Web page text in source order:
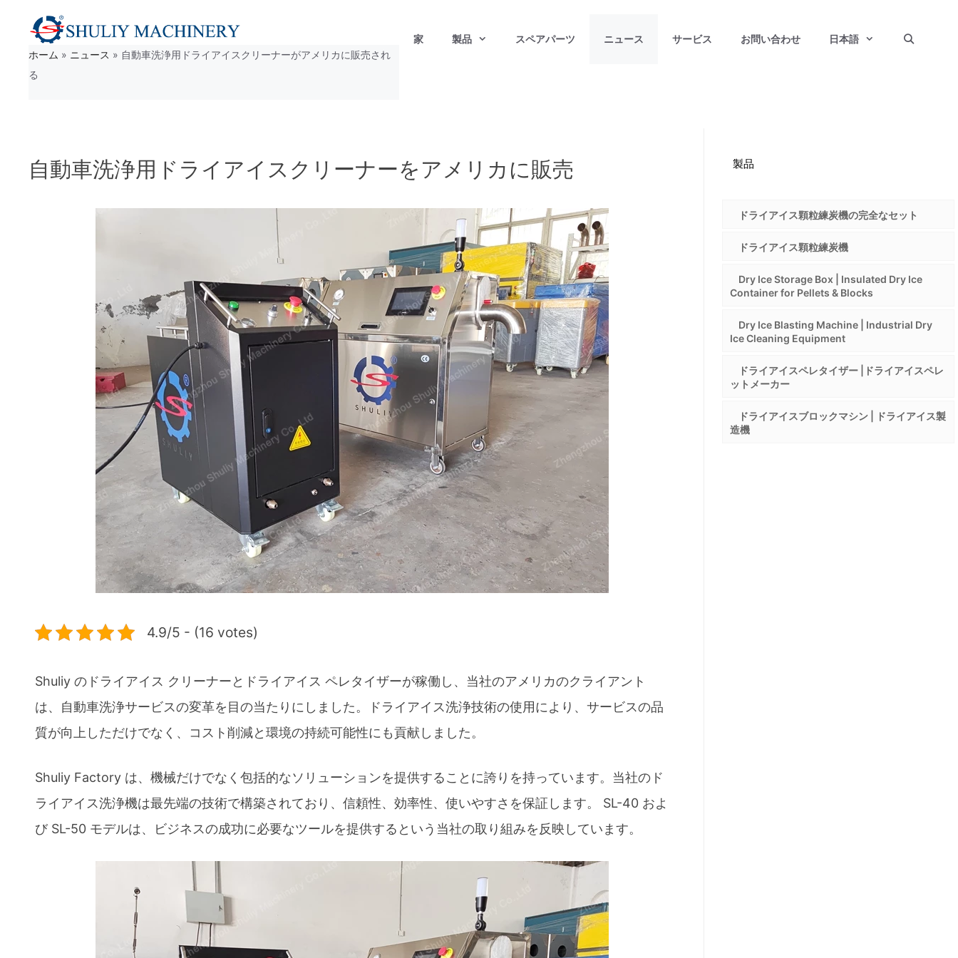
家 製品 スペアパーツ ニュース サービス お問い合わせ 日本語
ホーム » ニュース » 自動車洗浄用ドライアイスクリーナーがアメリカに販売され
る
自動車洗浄用ドライアイスクリーナーをアメリカに販売
4.9/5 - (16 votes)
Shuliy のドライアイス クリーナーとドライアイス ペレタイザーが稼働し、当社のアメリカのクライアント
は、自動車洗浄サービスの変革を目の当たりにしました。ドライアイス洗浄技術の使用により、サービスの品
質が向上しただけでなく、コスト削減と環境の持続可能性にも貢献しました。
Shuliy Factory は、機械だけでなく包括的なソリューションを提供することに誇りを持っています。当社のド
ライアイス洗浄機は最先端の技術で構築されており、信頼性、効率性、使いやすさを保証します。 SL-40 およ
び SL-50 モデルは、ビジネスの成功に必要なツールを提供するという当社の取り組みを反映しています。
製品
ドライアイス顆粒練炭機の完全なセット
ドライアイス顆粒練炭機
Dry Ice Storage Box | Insulated Dry Ice
Container for Pellets & Blocks
Dry Ice Blasting Machine | Industrial Dry
Ice Cleaning Equipment
ドライアイスペレタイザー |ドライアイスペレ
ットメーカー
ドライアイスブロックマシン | ドライアイス製
造機